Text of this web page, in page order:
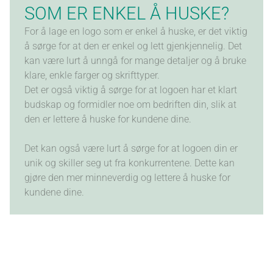
SOM ER ENKEL Å HUSKE?
For å lage en logo som er enkel å huske, er det viktig
å sørge for at den er enkel og lett gjenkjennelig. Det
kan være lurt å unngå for mange detaljer og å bruke
klare, enkle farger og skrifttyper.
Det er også viktig å sørge for at logoen har et klart
budskap og formidler noe om bedriften din, slik at
den er lettere å huske for kundene dine.
Det kan også være lurt å sørge for at logoen din er
unik og skiller seg ut fra konkurrentene. Dette kan
gjøre den mer minneverdig og lettere å huske for
kundene dine.